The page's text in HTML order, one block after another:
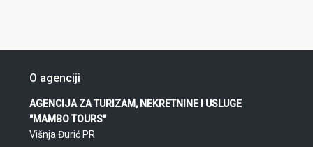
O agenciji
AGENCIJA ZA TURIZAM, NEKRETNINE I USLUGE
"MAMBO TOURS"
Višnja Đurić PR